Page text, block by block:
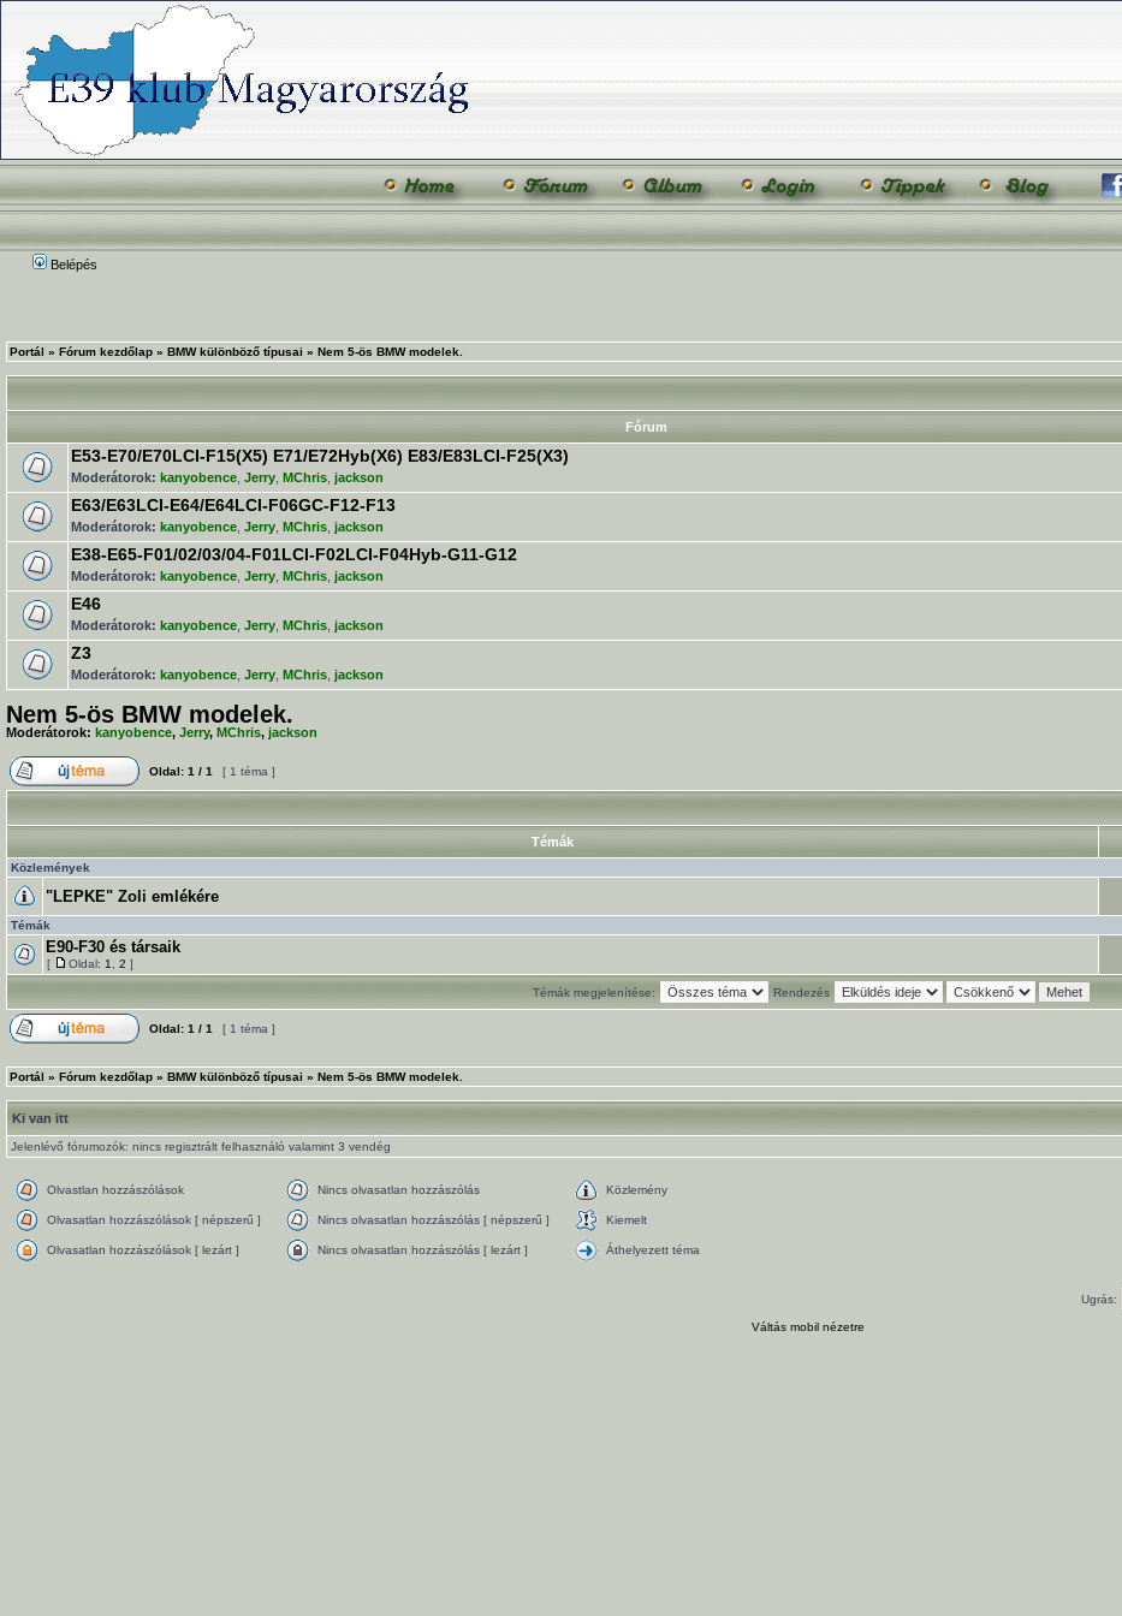
Belépés
Portál » Fórum kezdőlap » BMW különböző típusai » Nem 5-ös BMW modelek.
Fórum
E53-E70/E70LCI-F15(X5) E71/E72Hyb(X6) E83/E83LCI-F25(X3)
Moderátorok: kanyobence Jerry MChris jackson
E63/E63LCI-E64/E64LCI-F06GC-F12-F13
Moderátorok: kanyobence Jerry MChris jackson
E38-E65-F01/02/03/04-F01LCI-F02LCI-F04Hyb-G11-G12
Moderátorok: kanyobence Jerry MChris jackson
E46
Moderátorok: kanyobence Jerry MChris jackson
Z3
Moderátorok: kanyobence Jerry MChris jackson
Nem 5-ös BMW modelek.
Moderátorok: kanyobence, Jerry, MChris, jackson
Oldal: 1 / 1 [ 1 téma ]
Témák
Közlemények
"LEPKE" Zoli emlékére
Témák
E90-F30 és társaik
[ Oldal: 1 2 ]
Témák megjelenítése: Rendezés
Oldal: 1 / 1 [ 1 téma ]
Portál » Fórum kezdőlap » BMW különböző típusai » Nem 5-ös BMW modelek.
Ki van itt
Jelenlévő fórumozók: nincs regisztrált felhasználó valamint 3 vendég
Olvastlan hozzászólások Nincs olvasatlan hozzászólás Közlemény
Olvasatlan hozzászólások [ népszerű ] Nincs olvasatlan hozzászólás [ népszerű ] Kiemelt
Olvasatlan hozzászólások [ lezárt ] Nincs olvasatlan hozzászólás [ lezárt ] Áthelyezett téma
Ugrás:
Váltás mobil nézetre